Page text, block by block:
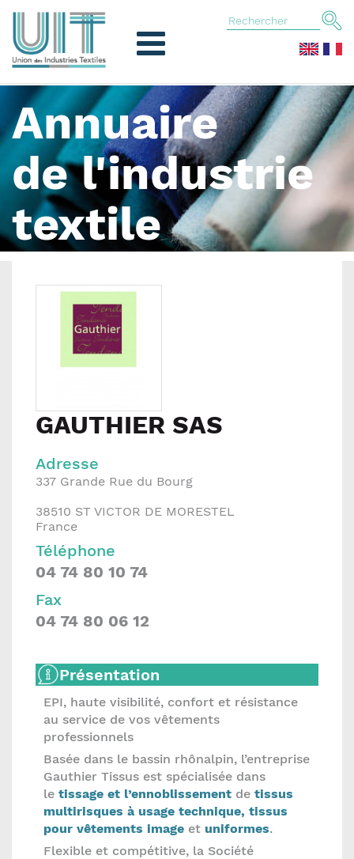
Annuaire
de l'industrie
textile
GAUTHIER SAS
Adresse
337 Grande Rue du Bourg
38510 ST VICTOR DE MORESTEL
France
Téléphone
04 74 80 10 74
Fax
04 74 80 06 12
Présentation
EPI, haute visibilité, confort et résistance
au service de vos vêtements
professionnels
Basée dans le bassin rhônalpin, l’entreprise
Gauthier Tissus est spécialisée dans
le tissage et l’ennoblissement de tissus
multirisques à usage technique, tissus
pour vêtements image et uniformes.
Flexible et compétitive, la Société